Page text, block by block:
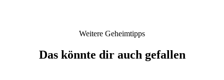
Weitere Geheimtipps
Das könnte dir auch gefallen